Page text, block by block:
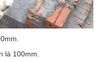
là 100mm.